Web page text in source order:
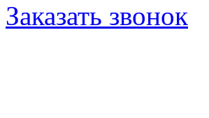
Заказать звонок